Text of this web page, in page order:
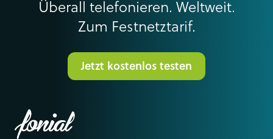
Überall telefonieren. Weltweit.
Zum Festnetztarif.
Jetzt kostenlos testen